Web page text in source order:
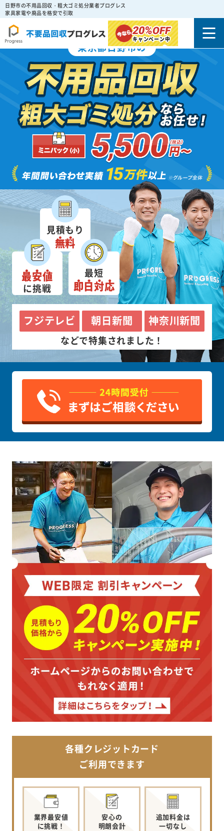
日野市の不用品回収・粗大ゴミ処分業者プログレス
家具家電や廃品を格安で引取
20%OFF
キャンペーン中
東京都日野市の
見積もり
無料
最安値
に挑戦
最短
即日対応
フジテレビ 朝日新聞 神奈川新聞
などで特集されました！
各種クレジットカード
ご利用できます
業界最安値
に挑戦！
安心の
明朗会計
追加料金は
一切なし